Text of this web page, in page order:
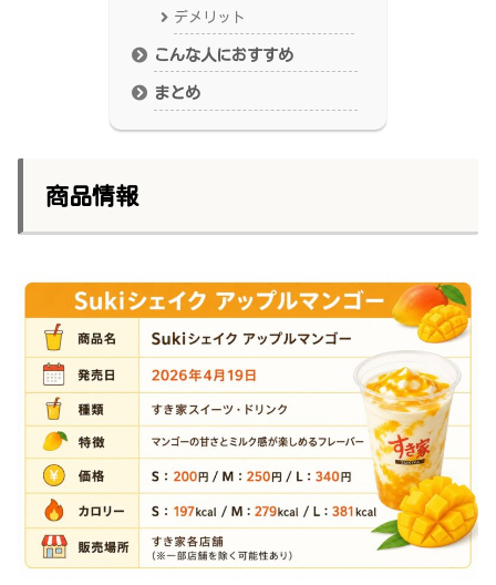
デメリット
こんな人におすすめ
まとめ
商品情報